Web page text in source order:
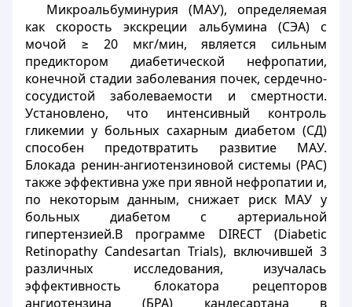
Микроальбуминурия (МАУ), определяемая
как скорость экскреции альбумина (СЭА) с
мочой ≥ 20 мкг/мин, является сильным
предиктором диабетической нефропатии,
конечной стадии заболевания почек, сердечно-
сосудистой заболеваемости и смертности.
Установлено, что интенсивный контроль
гликемии у больных сахарным диабетом (СД)
способен предотвратить развитие МАУ.
Блокада ренин-ангиотензиновой системы (РАС)
также эффективна уже при явной нефропатии и,
по некоторым данным, снижает риск МАУ у
больных диабетом с артериальной
гипертензией.В программе DIRECT (Diabetic
Retinopathy Candesartan Trials), включившей 3
различных исследования, изучалась
эффективность блокатора рецепторов
ангиотензина (БРА) кандесартана в